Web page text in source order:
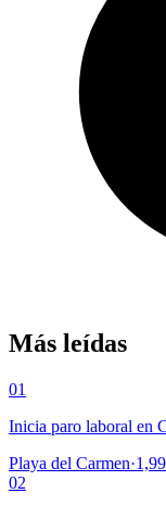
Más leídas
01
Inicia paro laboral en
Playa del Carmen·
02